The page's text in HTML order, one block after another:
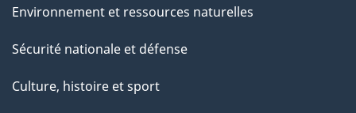
Environnement et ressources naturelles
Sécurité nationale et défense
Culture, histoire et sport